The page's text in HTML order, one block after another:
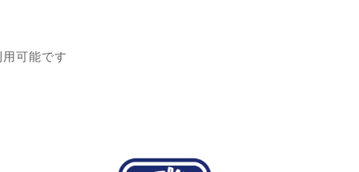
可能です